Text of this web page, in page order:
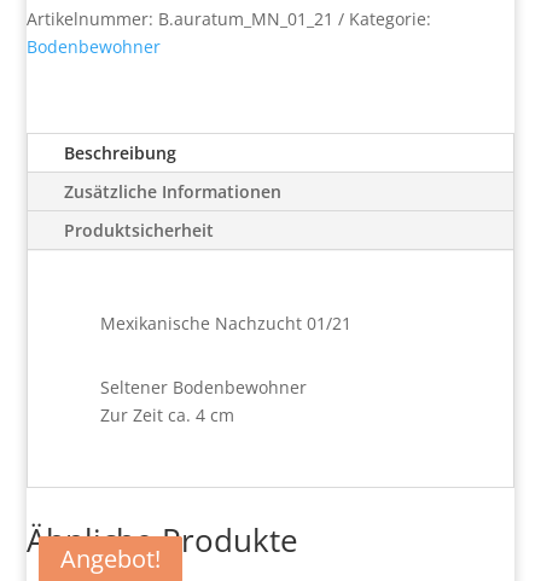
Artikelnummer: B.auratum_MN_01_21
Kategorie:
Bodenbewohner
Beschreibung
Zusätzliche Informationen
Produktsicherheit
Mexikanische Nachzucht 01/21
Seltener Bodenbewohner
Zur Zeit ca. 4 cm
Ähnliche Produkte
Angebot!
Angebot!
Angebot!